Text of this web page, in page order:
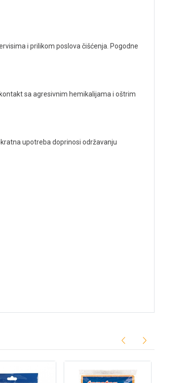
i prilikom poslova čišćenja. Pogodne
sa agresivnim hemikalijama i oštrim
upotreba doprinosi održavanju